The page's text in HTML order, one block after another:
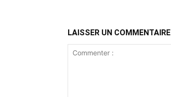
LAISSER UN COMMENTAIRE